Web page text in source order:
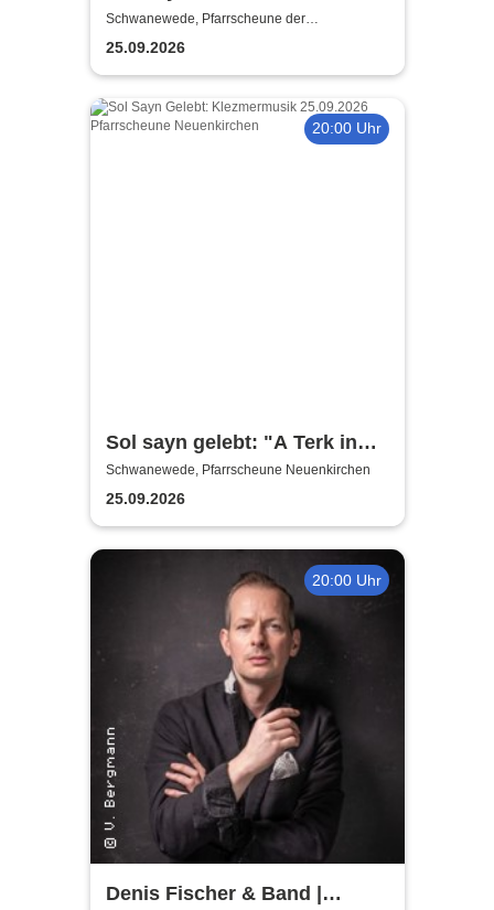
Klezmermusik
Schwanewede, Pfarrscheune der
Michaelskirche Neuenkirchen
25.09.2026
20:00 Uhr
Sol sayn gelebt: "A Terk in
America"
Schwanewede, Pfarrscheune Neuenkirchen
25.09.2026
20:00 Uhr
Denis Fischer & Band |